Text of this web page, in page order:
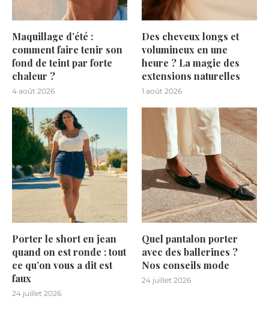
Maquillage d’été :
comment faire tenir son
fond de teint par forte
chaleur ?
4 août 2026
Des cheveux longs et
volumineux en une
heure ? La magie des
extensions naturelles
1 août 2026
Porter le short en jean
quand on est ronde : tout
ce qu’on vous a dit est
faux
24 juillet 2026
Quel pantalon porter
avec des ballerines ?
Nos conseils mode
24 juillet 2026